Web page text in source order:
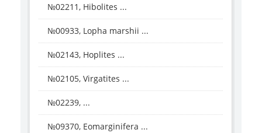
№02211, Hibolites ...
№00933, Lopha marshii ...
№02143, Hoplites ...
№02105, Virgatites ...
№02239, ...
№09370, Eomarginifera ...